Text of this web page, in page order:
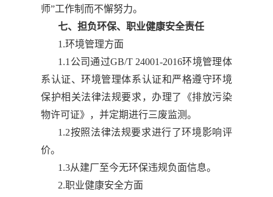
师”工作制而不懈努力。
七、担负环保、职业健康安全责任
1.环境管理方面
1.1公司通过GB/T 24001-2016环境管理体
系认证、环境管理体系认证和严格遵守环境
保护相关法律法规要求，办理了《排放污染
物许可证》，并定期进行三废监测。
1.2按照法律法规要求进行了环境影响评
价。
1.3从建厂至今无环保违规负面信息。
2.职业健康安全方面